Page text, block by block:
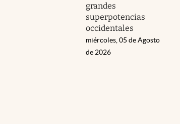
grandes
superpotencias
occidentales
miércoles, 05 de Agosto
de 2026